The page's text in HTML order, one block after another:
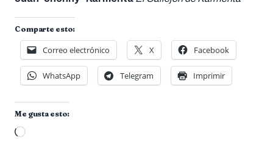
Comparte esto:
Correo electrónico X Facebook
WhatsApp Telegram Imprimir
Me gusta esto:
Cargando...